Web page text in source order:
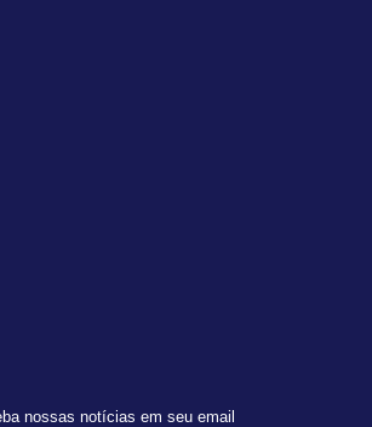
nossas notícias em seu email